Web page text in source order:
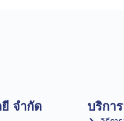
จำกัด บริกา